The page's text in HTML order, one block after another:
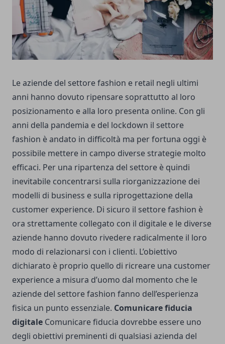
Le aziende del settore fashion e retail negli ultimi
anni hanno dovuto ripensare soprattutto al loro
posizionamento e alla loro presenta online. Con gli
anni della pandemia e del lockdown il settore
fashion è andato in difficoltà ma per fortuna oggi è
possibile mettere in campo diverse strategie molto
efficaci. Per una ripartenza del settore è quindi
inevitabile concentrarsi sulla riorganizzazione dei
modelli di business e sulla riprogettazione della
customer experience. Di sicuro il settore fashion è
ora strettamente collegato con il digitale e le diverse
aziende hanno dovuto rivedere radicalmente il loro
modo di relazionarsi con i clienti. L’obiettivo
dichiarato è proprio quello di ricreare una customer
experience a misura d’uomo dal momento che le
aziende del settore fashion fanno dell’esperienza
fisica un punto essenziale. Comunicare fiducia
digitale Comunicare fiducia dovrebbe essere uno
degli obiettivi preminenti di qualsiasi azienda del